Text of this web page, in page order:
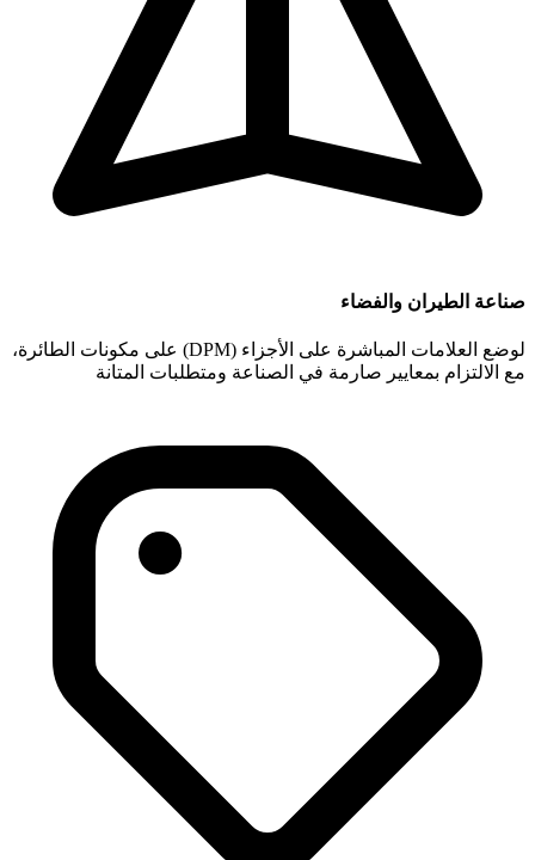
صناعة الطيران والفضاء
لوضع العلامات المباشرة على الأجزاء (DPM) على مكونات الطائرة،
مع الالتزام بمعايير صارمة في الصناعة ومتطلبات المتانة